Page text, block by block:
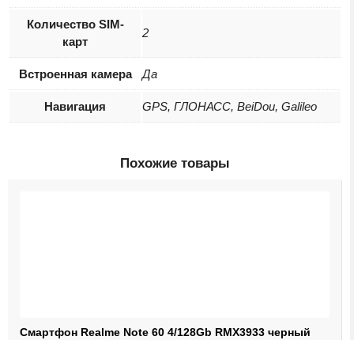
Количество SIM-
карт
2
Встроенная камера Да
Навигация GPS, ГЛОНАСС, BeiDou, Galileo
Похожие товары
Смартфон Realme Note 60 4/128Gb RMX3933 черный